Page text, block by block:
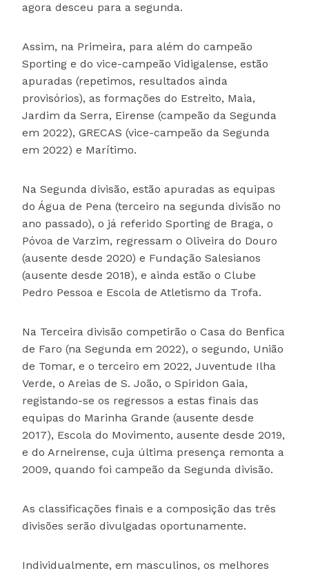
agora desceu para a segunda.
Assim, na Primeira, para além do campeão
Sporting e do vice-campeão Vidigalense, estão
apuradas (repetimos, resultados ainda
provisórios), as formações do Estreito, Maia,
Jardim da Serra, Eirense (campeão da Segunda
em 2022), GRECAS (vice-campeão da Segunda
em 2022) e Marítimo.
Na Segunda divisão, estão apuradas as equipas
do Água de Pena (terceiro na segunda divisão no
ano passado), o já referido Sporting de Braga, o
Póvoa de Varzim, regressam o Oliveira do Douro
(ausente desde 2020) e Fundação Salesianos
(ausente desde 2018), e ainda estão o Clube
Pedro Pessoa e Escola de Atletismo da Trofa.
Na Terceira divisão competirão o Casa do Benfica
de Faro (na Segunda em 2022), o segundo, União
de Tomar, e o terceiro em 2022, Juventude Ilha
Verde, o Areias de S. João, o Spiridon Gaia,
registando-se os regressos a estas finais das
equipas do Marinha Grande (ausente desde
2017), Escola do Movimento, ausente desde 2019,
e do Arneirense, cuja última presença remonta a
2009, quando foi campeão da Segunda divisão.
As classificações finais e a composição das três
divisões serão divulgadas oportunamente.
Individualmente, em masculinos, os melhores